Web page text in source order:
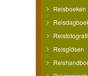
Reisboeken
Reisgidsen